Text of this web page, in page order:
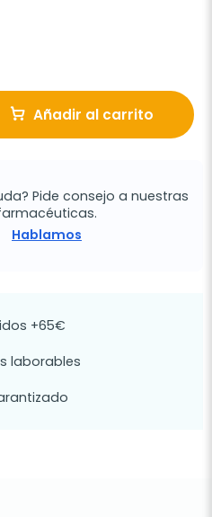
Añadir al carrito
Pide consejo a nuestras
Hablamos
+65€
laborables